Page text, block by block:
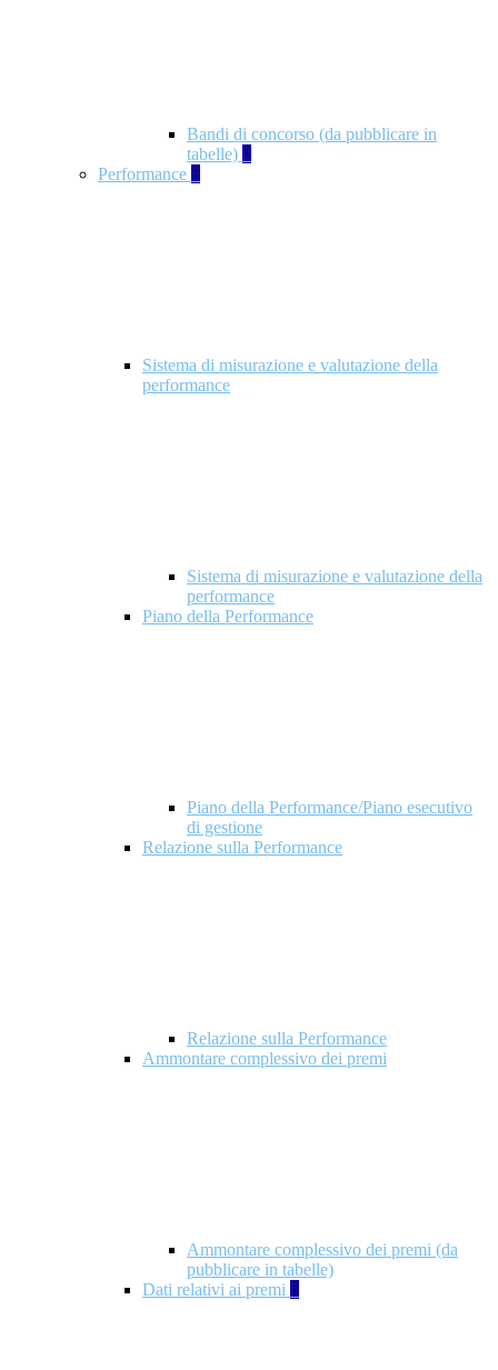
Bandi di concorso (da pubblicare in
tabelle) 2
Performance 5
Sistema di misurazione e valutazione della
performance
Sistema di misurazione e valutazione della
performance
Piano della Performance
Piano della Performance/Piano esecutivo
di gestione
Relazione sulla Performance
Relazione sulla Performance
Ammontare complessivo dei premi
Ammontare complessivo dei premi (da
pubblicare in tabelle)
Dati relativi ai premi 5